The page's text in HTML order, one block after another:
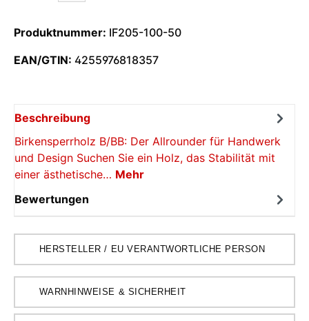
Produktnummer: IF205-100-50
EAN/GTIN: 4255976818357
Beschreibung
Birkensperrholz B/BB: Der Allrounder für Handwerk
und Design Suchen Sie ein Holz, das Stabilität mit
einer ästhetische… Mehr
Bewertungen
HERSTELLER / EU VERANTWORTLICHE PERSON
WARNHINWEISE & SICHERHEIT